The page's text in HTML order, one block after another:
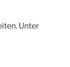
Unter